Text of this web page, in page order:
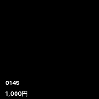
0145
1,000円